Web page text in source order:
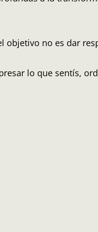
objetivo no es dar
lo que sentís,